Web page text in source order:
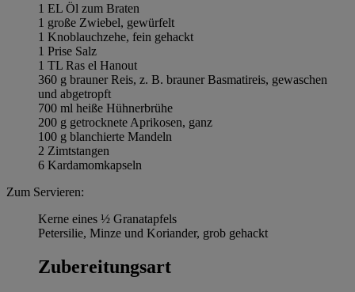
1 EL Öl zum Braten
1 große Zwiebel, gewürfelt
1 Knoblauchzehe, fein gehackt
1 Prise Salz
1 TL Ras el Hanout
360 g brauner Reis, z. B. brauner Basmatireis, gewaschen
und abgetropft
700 ml heiße Hühnerbrühe
200 g getrocknete Aprikosen, ganz
100 g blanchierte Mandeln
2 Zimtstangen
6 Kardamomkapseln
Zum Servieren:
Kerne eines ½ Granatapfels
Petersilie, Minze und Koriander, grob gehackt
Zubereitungsart